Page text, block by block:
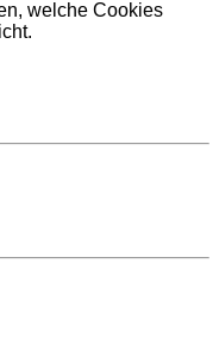
welche Cookies